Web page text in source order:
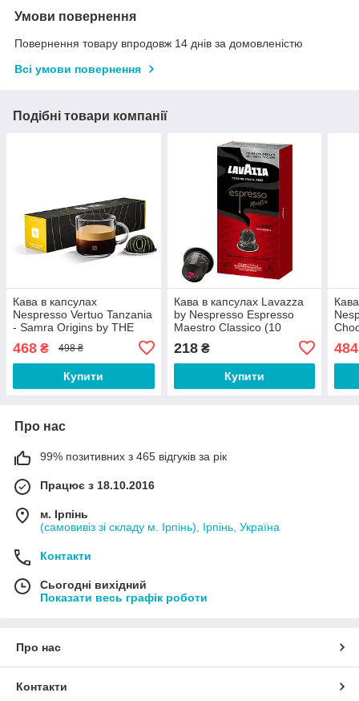
Умови повернення
Повернення товару впродовж 14 днів за домовленістю
Всі умови повернення
Подібні товари компанії
Кава в капсулах
Nespresso Vertuo Tanzania
- Samra Origins by THE
468 ₴ 498 ₴
Купити
Кава в капсулах Lavazza
by Nespresso Espresso
Maestro Classico (10
218₴
Купити
484
Про нас
99% позитивних з 465 відгуків за рік
Працює з 18.10.2016
м. Ірпінь
(самовивіз зі складу м. Ірпінь), Ірпінь, Україна
Контакти
Сьогодні вихідний
Показати весь графік роботи
Про нас
Контакти